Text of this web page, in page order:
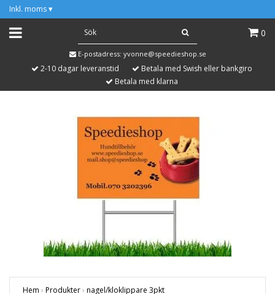
Inkl. moms ▾
0
E-postadress: yvonne@speedieshop.se
2-10 dagar leveranstid
Betala med Swish eller bankgiro
Betala med klarna
Hem › Produkter› nagel/kloklippare 3pkt